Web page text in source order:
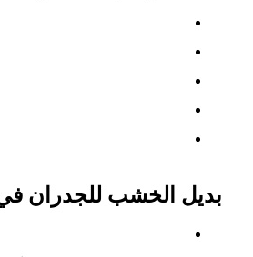
‏بديل الخشب للجدران في